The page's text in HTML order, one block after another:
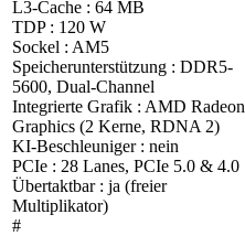
L3-Cache : 64 MB
TDP : 120 W
Sockel : AM5
Speicherunterstützung : DDR5-
5600, Dual-Channel
Integrierte Grafik : AMD Radeon
Graphics (2 Kerne, RDNA 2)
KI-Beschleuniger : nein
PCIe : 28 Lanes, PCIe 5.0 & 4.0
Übertaktbar : ja (freier
Multiplikator)
#